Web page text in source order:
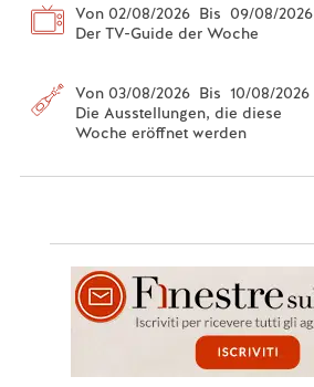
Von 02/08/2026 Bis 09/08/2026
Der TV-Guide der Woche
Von 03/08/2026 Bis 10/08/2026
Die Ausstellungen, die diese
Woche eröffnet werden